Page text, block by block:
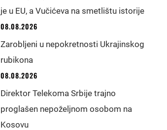
je u EU, a Vučićeva na smetlištu istorije
08.08.2026
Zarobljeni u nepokretnosti Ukrajinskog
rubikona
08.08.2026
Direktor Telekoma Srbije trajno
proglašen nepoželjnom osobom na
Kosovu